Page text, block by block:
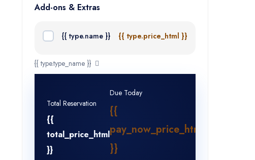
Add-ons & Extras
{{ type.name }} {{ type.price_html }}
{{ type.type_name }}
Total Reservation
{{
total_price_html
}}
Due Today
{{
pay_now_price_html
}}